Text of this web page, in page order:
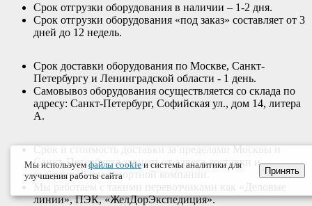
Срок отгрузки оборудования в наличии – 1-2 дня.
Срок отгрузки оборудования «под заказ» составляет от 3
дней до 12 недель.
Срок доставки оборудования по Москве, Санкт-
Петербургу и Ленинградской области - 1 день.
Самовывоз оборудования осуществляется со склада по
адресу: Санкт-Петербург, Софийская ул., дом 14, литера
А.
Срок и стоимость доставки за пределами Москвы и
Санкт-Петербурга зависят от адреса доставки и
выбранной транспортной компании.
Мы работаем с такими перевозчиками как «Деловые
линии», ПЭК, «ЖелДорЭкспедиция».
Мы используемфайлы cookieи системы аналитики для
улучшения работы сайта
Принять